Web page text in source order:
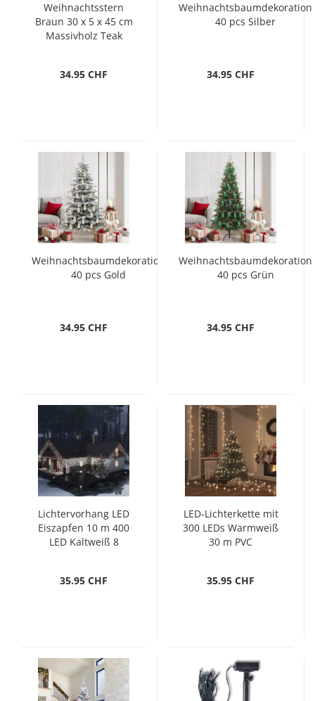
Weihnachtsstern
Braun 30 x 5 x 45 cm
Massivholz Teak
34.95 CHF
Weihnachtsbaumdekoration
40 pcs Silber
34.95 CHF
Weihnachtsbaumdekoration
40 pcs Gold
34.95 CHF
Weihnachtsbaumdekoration
40 pcs Grün
34.95 CHF
Lichtervorhang LED
Eiszapfen 10 m 400
LED Kaltweiß 8
35.95 CHF
LED-Lichterkette mit
300 LEDs Warmweiß
30 m PVC
35.95 CHF